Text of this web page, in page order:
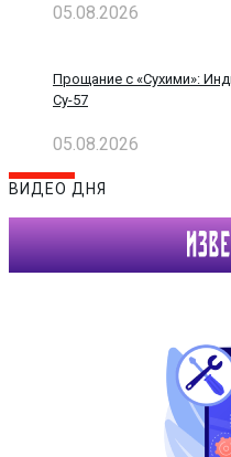
05.08.2026
Прощание с «Сухими»:
Су-57
05.08.2026
ВИДЕО ДНЯ